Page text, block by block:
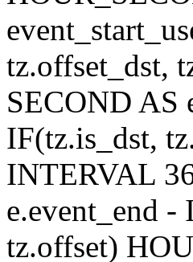
tz.offset_dst,
SECOND AS
IF(tz.is_dst,
INTERVAL
e.event_end
tz.offset)